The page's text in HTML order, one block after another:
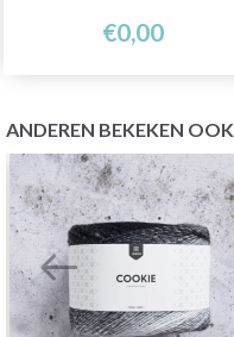
€0,00
ANDEREN BEKEKEN OOK